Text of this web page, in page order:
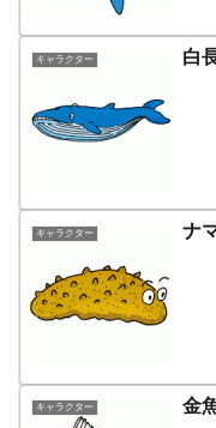
キャラクター 白
キャラクター ナ
キャラクター 金